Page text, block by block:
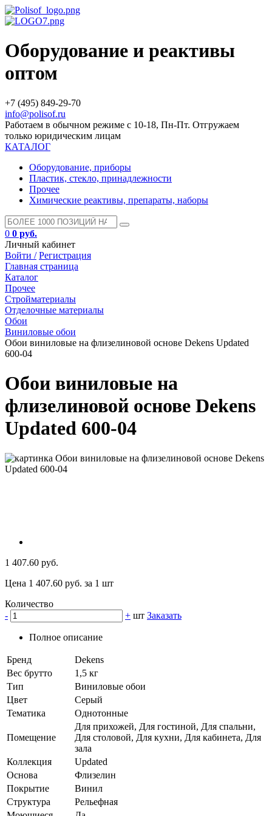
Оборудование и реактивы
оптом
+7 (495) 849-29-70
info@polisof.ru
Работаем в обычном режиме с 10-18, Пн-Пт. Отгружаем
только юридическим лицам
КАТАЛОГ
Оборудование, приборы
Пластик, стекло, принадлежности
Прочее
Химические реактивы, препараты, наборы
0 0 руб.
Личный кабинет
Войти / Регистрация
Главная страница
Каталог
Прочее
Стройматериалы
Отделочные материалы
Обои
Виниловые обои
Обои виниловые на флизелиновой основе Dekens Updated
600-04
Обои виниловые на
флизелиновой основе Dekens
Updated 600-04
1 407.60 руб.
Цена 1 407.60 руб. за 1 шт
Количество
-
+ шт Заказать
Полное описание
Бренд
Dekens
Вес брутто
1,5 кг
Тип
Виниловые обои
Цвет
Серый
Тематика
Однотонные
Помещение
Для прихожей, Для гостиной, Для спальни,
Для столовой, Для кухни, Для кабинета, Для
зала
Коллекция
Updated
Основа
Флизелин
Покрытие
Винил
Структура
Рельефная